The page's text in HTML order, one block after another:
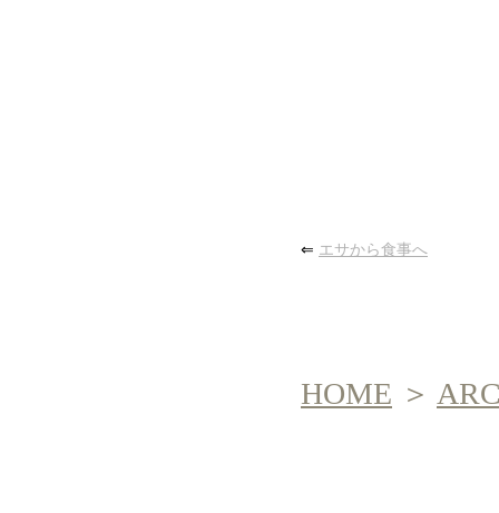
⇐ エサから食事へ
HOME ＞